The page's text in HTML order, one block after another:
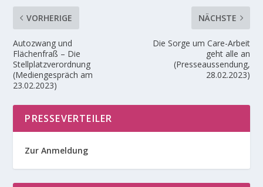
VORHERIGE
Autozwang und
Flächenfraß – Die
Stellplatzverordnung
(Mediengespräch am
23.02.2023)
NÄCHSTE
Die Sorge um Care-Arbeit
geht alle an
(Presseaussendung,
28.02.2023)
PRESSEVERTEILER
Zur Anmeldung